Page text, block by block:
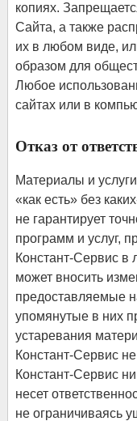
копиях.
Сайта, а также
их в любом виде,
образом для
Любое
сайтах или в
Oтказ от
Материалы и
«как есть» без
не гарантирует
программ и услуг,
Констант-Сервис в
может вносить
предоставляемые
упомянутые в них
устаревания
Констант-Сервис
Констант-Сервис
несет
не ограничиваясь